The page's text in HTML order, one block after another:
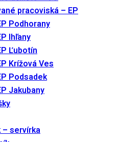
pracoviská – EP
Podhorany
Ihľany
Ľubotín
Krížová Ves
Podsadek
Jakubany
– servírka